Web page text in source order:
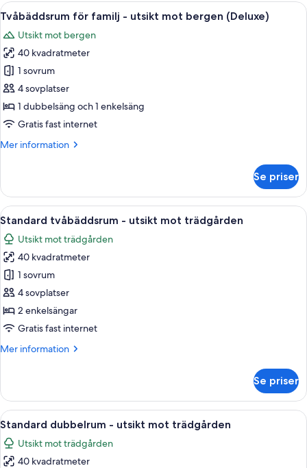
utsikt
bergen
Öppna
alla
foton
för
Tvåbäddsrum
för
familj
-
mot
Ett hotellrum med två sängar, en
6
Tvåbäddsrum för familj - utsikt mot bergen (Deluxe)
Utsikt mot bergen
40 kvadratmeter
1 sovrum
4 sovplatser
1 dubbelsäng och 1 enkelsäng
Gratis fast internet
Mer information
Mer
för
familj
-
utsikt
mot
bergen
(Deluxe)
Se priser
Öppna
alla
foton
för
Standard
tvåbäddsrum
-
utsikt
trädgården
Ett hotellrum med två sängar, en
5
Standard tvåbäddsrum - utsikt mot trädgården
Utsikt mot trädgården
40 kvadratmeter
1 sovrum
4 sovplatser
2 enkelsängar
Gratis fast internet
Mer information
Mer
tvåbäddsrum
utsikt
mot
trädgården
Se priser
Öppna
alla
foton
för
Ett sovrum med en stor säng, ett
6
Standard dubbelrum - utsikt mot trädgården
Utsikt mot trädgården
40 kvadratmeter